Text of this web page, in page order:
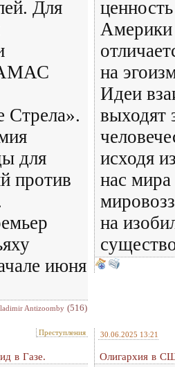
Для
Стрела».
для
против
июня
Antizoomby (516)
Америки
на
Идеи
выходят
исходя
нас
на
Преступления
в Газе.
30.06.2025 13:21
Олигархия в